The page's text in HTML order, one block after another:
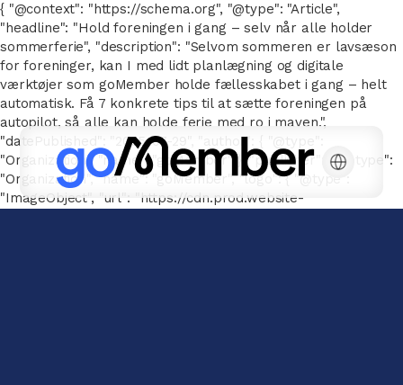
{ "@context": "https://schema.org", "@type": "Article",
"headline": "Hold foreningen i gang – selv når alle holder
sommerferie", "description": "Selvom sommeren er lavsæson
for foreninger, kan I med lidt planlægning og digitale
værktøjer som goMember holde fællesskabet i gang – helt
automatisk. Få 7 konkrete tips til at sætte foreningen på
autopilot, så alle kan holde ferie med ro i maven.",
"datePublished": "2025-07-29", "author": { "@type":
"Organization", "name": "goMember" }, "publisher": { "@type":
"Organization", "name": "goMember", "logo": { "@type":
"ImageObject", "url": "https://cdn.prod.website-